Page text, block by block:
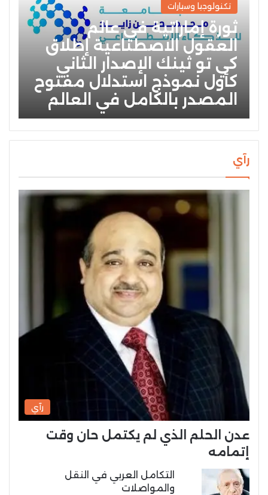
تكنولوجيا وسيارات
ثورة إماراتية في عالم
العقول الاصطناعية إطلاق
كي تو ثينك الإصدار الثاني
كأول نموذج استدلال مفتوح
المصدر بالكامل في العالم
رآي
رآي
عدن الحلم الذي لم يكتمل حان وقت
إتمامه
التكامل العربي في النقل
والمواصلات